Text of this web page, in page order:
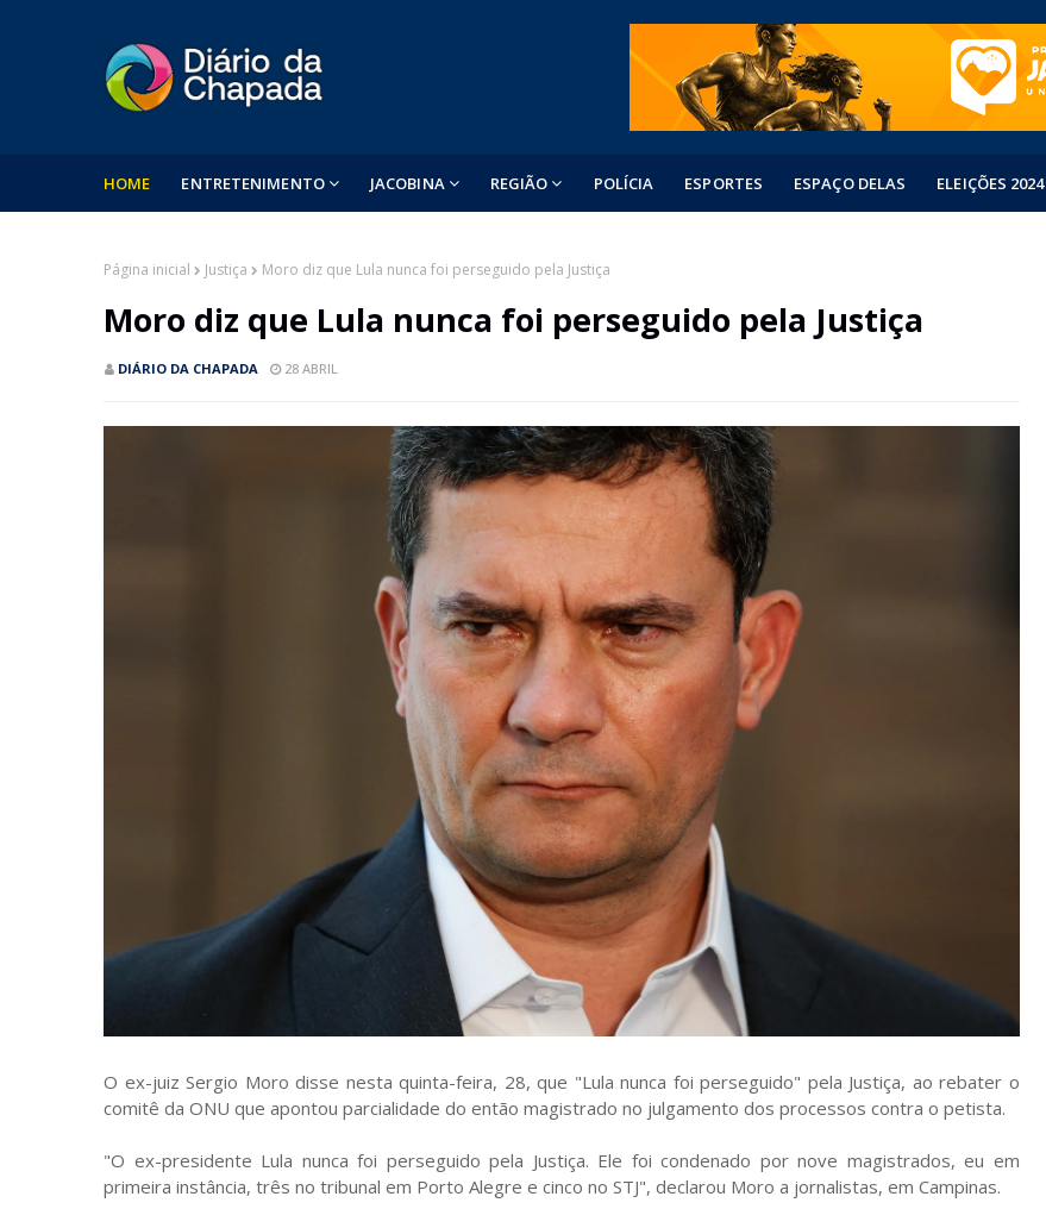
HOME ENTRETENIMENTO JACOBINA REGIÃO POLÍCIA ESPORTES ESPAÇO DELAS ELEIÇÕES 2024
Página inicial Justiça Moro diz que Lula nunca foi perseguido pela Justiça
Moro diz que Lula nunca foi perseguido pela Justiça
DIÁRIO DA CHAPADA 28 ABRIL
O ex-juiz Sergio Moro disse nesta quinta-feira, 28, que "Lula nunca foi perseguido" pela Justiça, ao rebater o
comitê da ONU que apontou parcialidade do então magistrado no julgamento dos processos contra o petista.
"O ex-presidente Lula nunca foi perseguido pela Justiça. Ele foi condenado por nove magistrados, eu em
primeira instância, três no tribunal em Porto Alegre e cinco no STJ", declarou Moro a jornalistas, em Campinas.